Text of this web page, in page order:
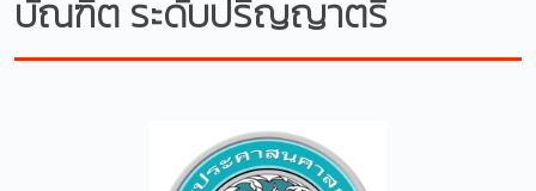
บัณฑิต ระดับปริญญาตรี